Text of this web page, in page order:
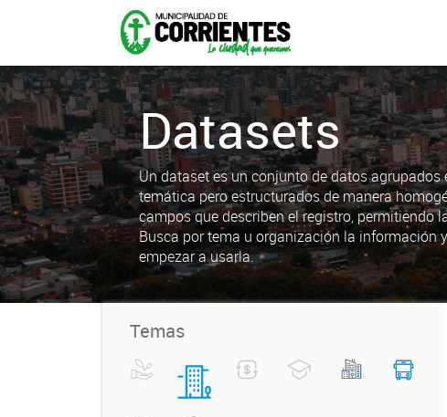
Datasets
Un dataset es un conjunto de datos agrupados
temática pero estructurados de manera
campos que describen el registro, permitiendo
Busca por tema u organización la información
empezar a usarla.
Temas